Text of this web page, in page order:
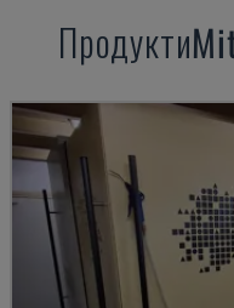
Продукти